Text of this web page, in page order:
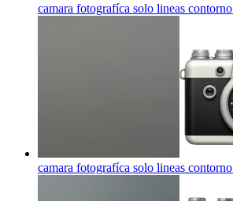
camara fotografíca solo lineas contorno
camara fotografíca solo lineas contorno